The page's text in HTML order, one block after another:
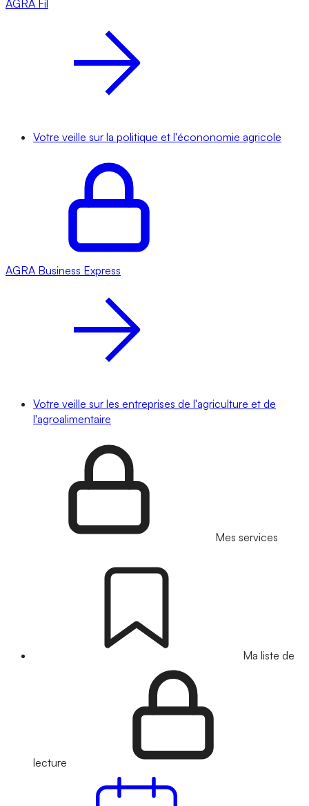
AGRA Fil
Votre veille sur la politique et l'écononomie agricole
AGRA Business Express
Votre veille sur les entreprises de l'agriculture et de
l'agroalimentaire
Mes services
Ma liste de
lecture